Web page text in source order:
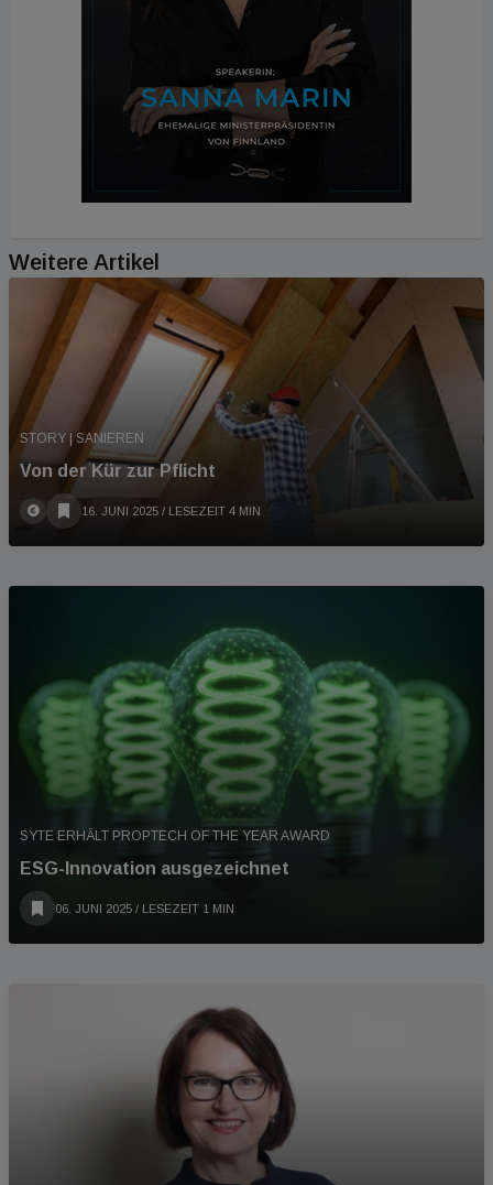
Weitere Artikel
STORY | SANIEREN
Von der Kür zur Pflicht
16. JUNI 2025 / LESEZEIT 4 MIN
SYTE ERHÄLT PROPTECH OF THE YEAR AWARD
ESG-Innovation ausgezeichnet
06. JUNI 2025 / LESEZEIT 1 MIN